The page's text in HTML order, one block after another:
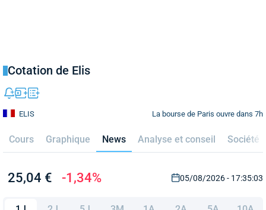
Cotation de Elis
La bourse de Paris ouvre dans 7h
ELIS
Cours Graphique News Analyse et conseil Société
25,04 € -1,34% 05/08/2026 - 17:35:03